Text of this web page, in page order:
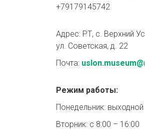
+79179145742
Адрес: РТ, с. Верхний
ул. Советская, д. 22
Почта:
Режим работы:
Понедельник: выходной
Вторник: с 8:00 – 16:00